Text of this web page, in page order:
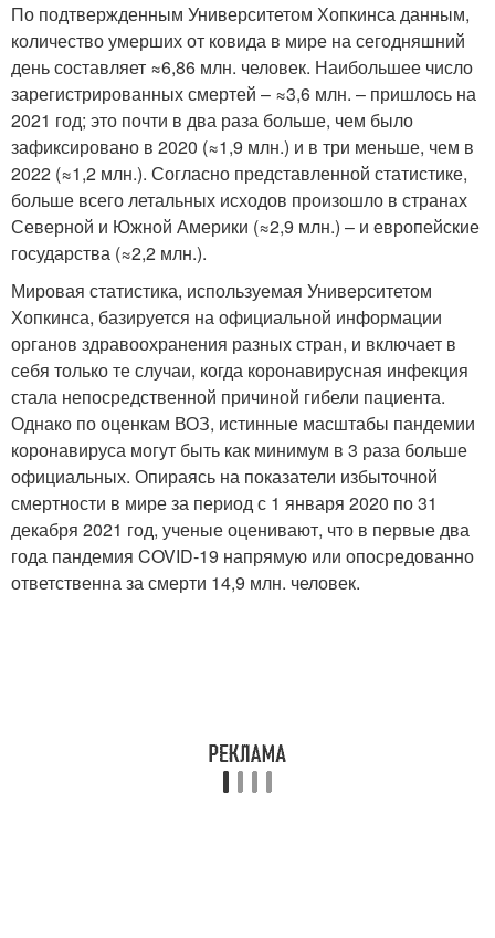
По подтвержденным Университетом Хопкинса данным,
количество умерших от ковида в мире на сегодняшний
день составляет ≈6,86 млн. человек. Наибольшее число
зарегистрированных смертей – ≈3,6 млн. – пришлось на
2021 год; это почти в два раза больше, чем было
зафиксировано в 2020 (≈1,9 млн.) и в три меньше, чем в
2022 (≈1,2 млн.). Согласно представленной статистике,
больше всего летальных исходов произошло в странах
Северной и Южной Америки (≈2,9 млн.) – и европейские
государства (≈2,2 млн.).
Мировая статистика, используемая Университетом
Хопкинса, базируется на официальной информации
органов здравоохранения разных стран, и включает в
себя только те случаи, когда коронавирусная инфекция
стала непосредственной причиной гибели пациента.
Однако по оценкам ВОЗ, истинные масштабы пандемии
коронавируса могут быть как минимум в 3 раза больше
официальных. Опираясь на показатели избыточной
смертности в мире за период с 1 января 2020 по 31
декабря 2021 год, ученые оценивают, что в первые два
года пандемия COVID-19 напрямую или опосредованно
ответственна за смерти 14,9 млн. человек.